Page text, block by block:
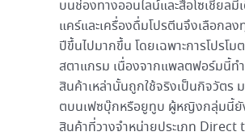
บนช่องทางออนไลน์และสื่อโซเชียล
แคร์และเครื่องดื่มโปรตีนจึงเลือก
ปีขึ้นไปมากขึ้น โดยเฉพาะการโปรโ
สตาแกรม เนื่องจากแพลตฟอร์มนี้ท
สินค้าเหล่านั้นถูกใช้จริงเป็นกิจวัตร
ตบนเฟซบุ๊กหรือยูทูบ ผู้หญิงกลุ่มนี้ยั
สินค้าที่วางจำหน่ายประเภท